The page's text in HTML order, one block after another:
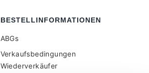
BESTELLINFORMATIONEN
ABGs
Verkaufsbedingungen
Wiederverkäufer